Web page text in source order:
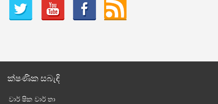
ක්ෂණික සබැඳි
වාර් ෂික වාර් තා